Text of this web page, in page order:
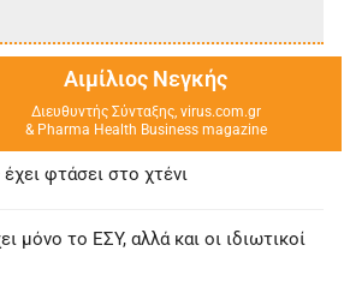
Αιμίλιος Νεγκής
Διευθυντής Σύνταξης, virus.com.gr
& Pharma Health Business magazine
φτάσει στο χτένι
μόνο το ΕΣΥ, αλλά και οι ιδιωτικοί